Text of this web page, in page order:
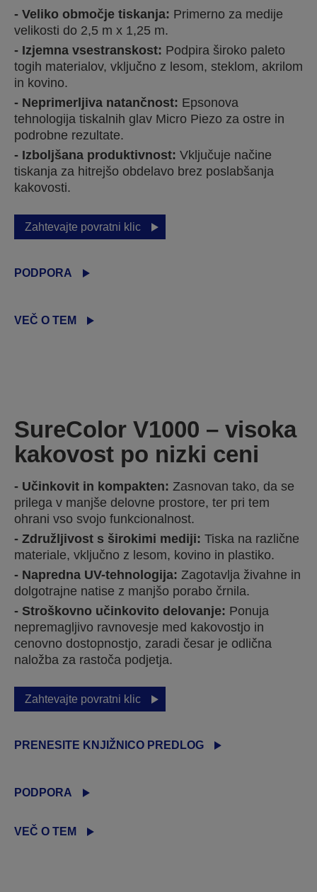
Veliko območje tiskanja: Primerno za medije
velikosti do 2,5 m x 1,25 m.
Izjemna vsestranskost: Podpira široko paleto
togih materialov, vključno z lesom, steklom, akrilom
in kovino.
Neprimerljiva natančnost: Epsonova
tehnologija tiskalnih glav Micro Piezo za ostre in
podrobne rezultate.
Izboljšana produktivnost: Vključuje načine
tiskanja za hitrejšo obdelavo brez poslabšanja
kakovosti.
Zahtevajte povratni klic
PODPORA
VEČ O TEM
SureColor V1000 – visoka
kakovost po nizki ceni
Učinkovit in kompakten: Zasnovan tako, da se
prilega v manjše delovne prostore, ter pri tem
ohrani vso svojo funkcionalnost.
Združljivost s širokimi mediji: Tiska na različne
materiale, vključno z lesom, kovino in plastiko.
Napredna UV-tehnologija: Zagotavlja živahne in
dolgotrajne natise z manjšo porabo črnila.
Stroškovno učinkovito delovanje: Ponuja
nepremagljivo ravnovesje med kakovostjo in
cenovno dostopnostjo, zaradi česar je odlična
naložba za rastoča podjetja.
Zahtevajte povratni klic
PRENESITE KNJIŽNICO PREDLOG
PODPORA
VEČ O TEM